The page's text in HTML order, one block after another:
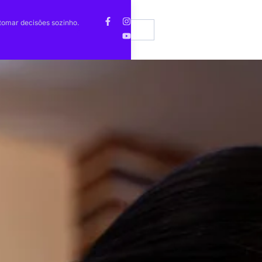
decisões sozinho.
Comunidade Brasileira lança Workshop
Notícias EN